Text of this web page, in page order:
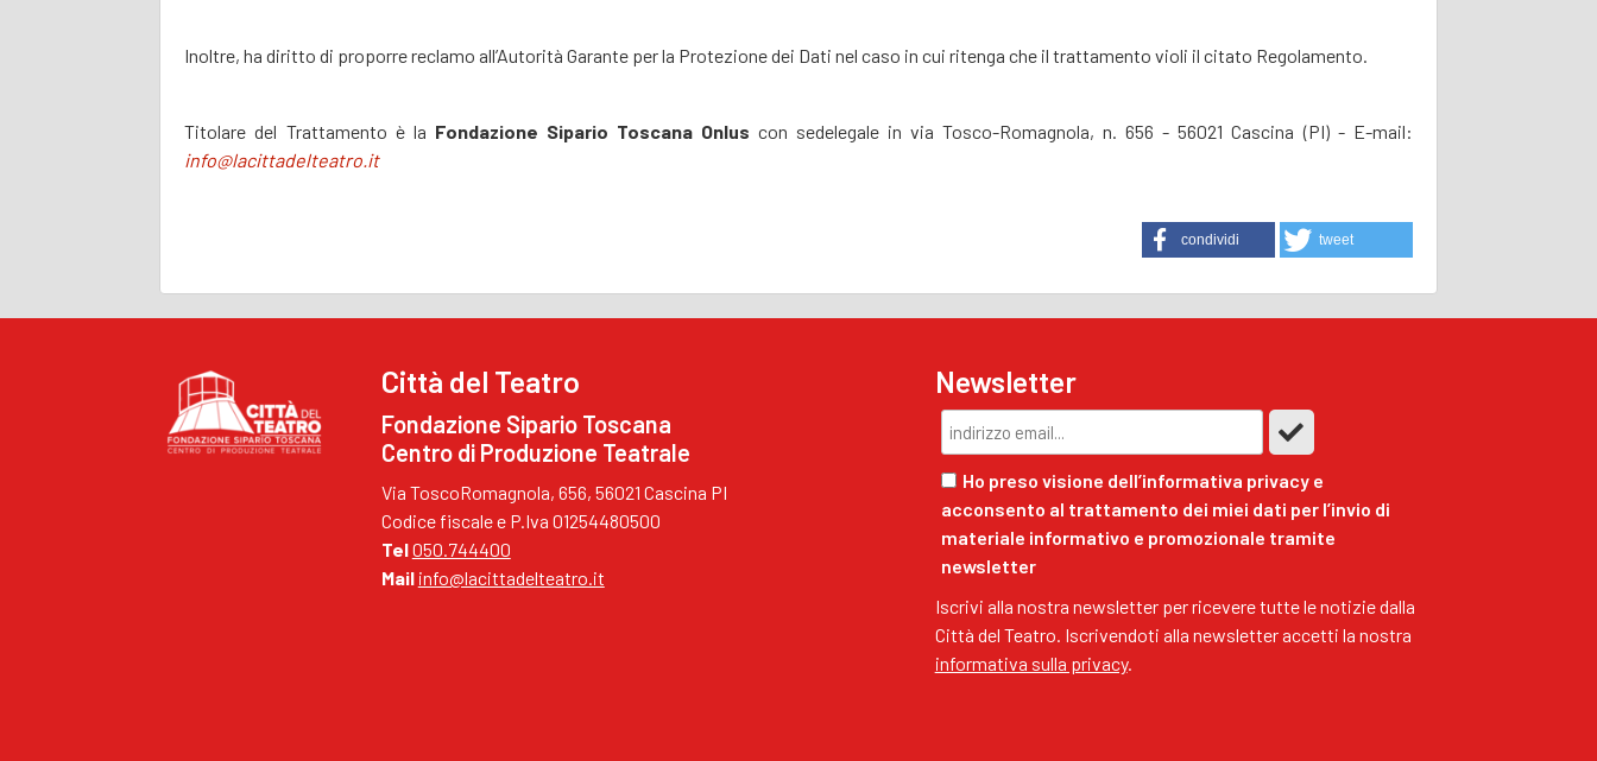
Inoltre, ha diritto di proporre reclamo all’Autorità Garante per la Protezione dei Dati nel caso in cui ritenga che il trattamento violi il citato Regolamento.
Titolare del Trattamento è la Fondazione Sipario Toscana Onlus con sedelegale in via Tosco-Romagnola, n. 656 - 56021 Cascina (PI) - E-mail:
info@lacittadelteatro.it
condividi tweet
Città del Teatro
Fondazione Sipario Toscana
Centro di Produzione Teatrale
Via ToscoRomagnola, 656, 56021 Cascina PI
Codice fiscale e P.Iva 01254480500
Tel050.744400
Mail info@lacittadelteatro.it
Newsletter
Ho preso visione dell’informativa privacy e
acconsento al trattamento dei miei dati per l’invio di
materiale informativo e promozionale tramite
newsletter
Iscrivi alla nostra newsletter per ricevere tutte le notizie dalla
Città del Teatro. Iscrivendoti alla newsletter accetti la nostra
informativa sulla privacy.